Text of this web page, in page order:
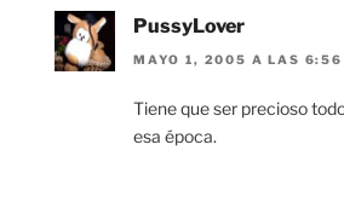
PussyLover
MAYO 1, 2005 A LAS 6:56
Tiene que ser precioso
esa época.